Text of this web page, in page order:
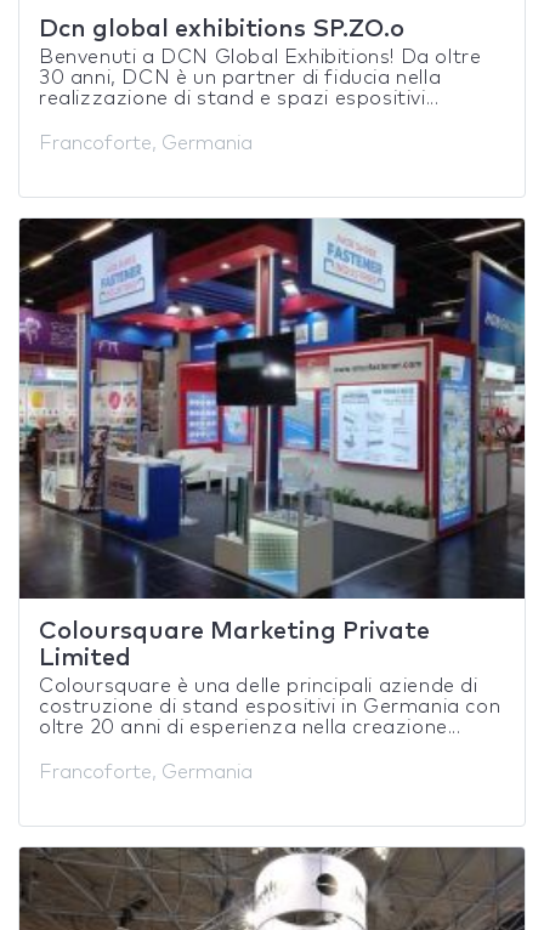
Dcn global exhibitions SP.ZO.o
Benvenuti a DCN Global Exhibitions! Da oltre
30 anni, DCN è un partner di fiducia nella
realizzazione di stand e spazi espositivi...
Francoforte, Germania
Coloursquare Marketing Private
Limited
Coloursquare è una delle principali aziende di
costruzione di stand espositivi in Germania con
oltre 20 anni di esperienza nella creazione...
Francoforte, Germania